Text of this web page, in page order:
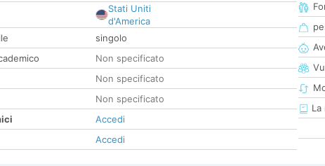
Stati Uniti
d'America
singolo
Non specificato
Non specificato
Non specificato
Accedi
Accedi
La